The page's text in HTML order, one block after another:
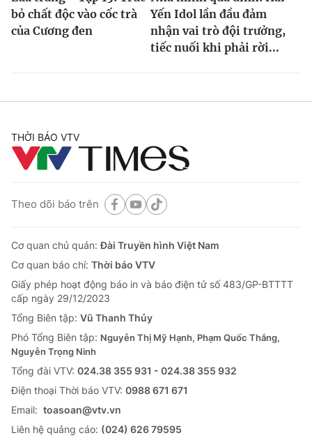
bỏ chất độc vào cốc trà
của Cương đen
Yến Idol lần đầu đảm
nhận vai trò đội trưởng,
tiếc nuối khi phải rời...
THỜI BÁO VTV
Theo dõi báo trên
Cơ quan chủ quản:Đài Truyền hình Việt Nam
Cơ quan báo chí: Thời báo VTV
Giấy phép hoạt động báo in và báo điện tử số 483/GP-BTTTT
cấp ngày 29/12/2023
Tổng Biên tập: Vũ Thanh Thủy
Phó Tổng Biên tập: Nguyễn Thị Mỹ Hạnh, Phạm Quốc Thắng,
Nguyễn Trọng Ninh
Tổng đài VTV: 024.38 355 931 - 024.38 355 932
Ðiện thoại Thời báo VTV: 0988 671 671
Email: toasoan@vtv.vn
Liên hệ quảng cáo: (024) 626 79595